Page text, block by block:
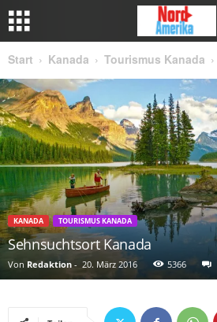
Start Kanada Tourismus Kanada
KANADA TOURISMUS KANADA
Sehnsuchtsort Kanada
Von Redaktion - 20. März 2016 5366